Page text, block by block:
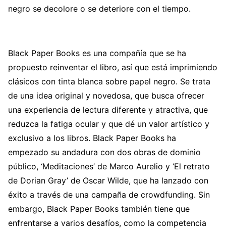
negro se decolore o se deteriore con el tiempo.
Black Paper Books es una compañía que se ha
propuesto reinventar el libro, así que está imprimiendo
clásicos con tinta blanca sobre papel negro. Se trata
de una idea original y novedosa, que busca ofrecer
una experiencia de lectura diferente y atractiva, que
reduzca la fatiga ocular y que dé un valor artístico y
exclusivo a los libros. Black Paper Books ha
empezado su andadura con dos obras de dominio
público, ‘Meditaciones’ de Marco Aurelio y ‘El retrato
de Dorian Gray’ de Oscar Wilde, que ha lanzado con
éxito a través de una campaña de crowdfunding. Sin
embargo, Black Paper Books también tiene que
enfrentarse a varios desafíos, como la competencia